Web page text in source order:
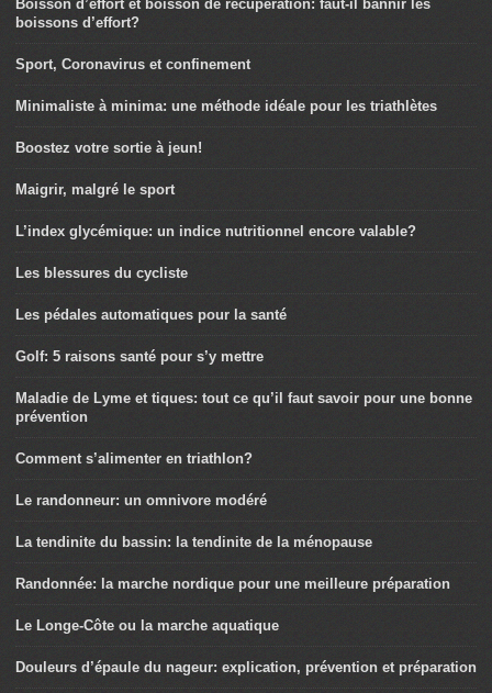
Boisson d’effort et boisson de récupération: faut-il bannir les
boissons d’effort?
Sport, Coronavirus et confinement
Minimaliste à minima: une méthode idéale pour les triathlètes
Boostez votre sortie à jeun!
Maigrir, malgré le sport
L’index glycémique: un indice nutritionnel encore valable?
Les blessures du cycliste
Les pédales automatiques pour la santé
Golf: 5 raisons santé pour s’y mettre
Maladie de Lyme et tiques: tout ce qu’il faut savoir pour une bonne
prévention
Comment s’alimenter en triathlon?
Le randonneur: un omnivore modéré
La tendinite du bassin: la tendinite de la ménopause
Randonnée: la marche nordique pour une meilleure préparation
Le Longe-Côte ou la marche aquatique
Douleurs d’épaule du nageur: explication, prévention et préparation